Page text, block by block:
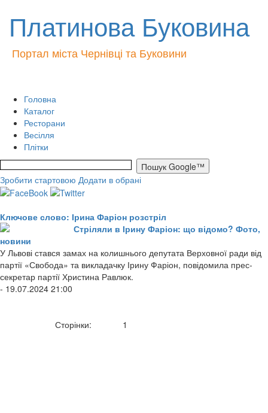
Платинова Буковина
Портал міста Чернівці та Буковини
Головна
Каталог
Ресторани
Весілля
Плітки
Зробити стартовою Додати в обрані
Ключове слово: Ірина Фаріон розстріл
Стріляли в Ірину Фаріон: що відомо? Фото,
новини
У Львові стався замах на колишнього депутата Верховної ради від
партії «Свобода» та викладачку Ірину Фаріон, повідомила прес-
секретар партії Христина Равлюк.
- 19.07.2024 21:00
Сторінки: 1